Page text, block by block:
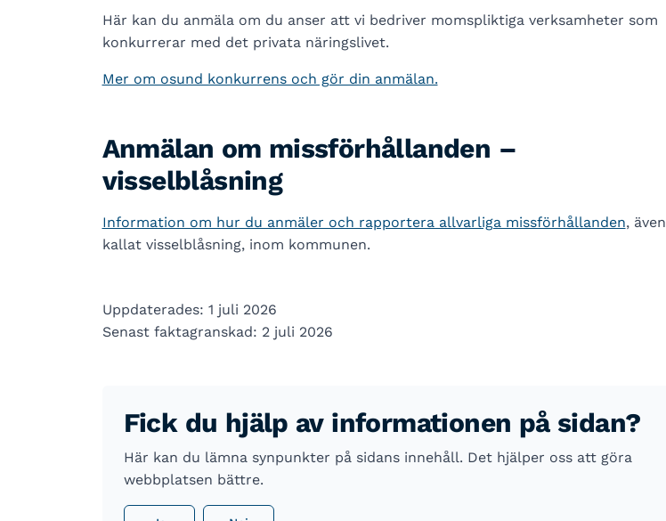
Här kan du anmäla om du anser att vi bedriver momspliktiga verksamheter som
konkurrerar med det privata näringslivet.
Mer om osund konkurrens och gör din anmälan.
Anmälan om missförhållanden –
visselblåsning
Information om hur du anmäler och rapportera allvarliga missförhållanden, även
kallat visselblåsning, inom kommunen.
Uppdaterades: 1 juli 2026
Senast faktagranskad: 2 juli 2026
Fick du hjälp av informationen på sidan?
Här kan du lämna synpunkter på sidans innehåll. Det hjälper oss att göra
webbplatsen bättre.